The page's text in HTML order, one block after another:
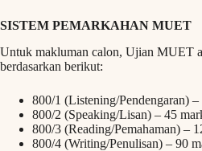
SISTEM PEMARKAHAN MUET
Untuk makluman calon, Ujian MUET
berdasarkan berikut:
800/1 (Listening/Pendengaran) –
800/2 (Speaking/Lisan) – 45
800/3 (Reading/Pemahaman) –
800/4 (Writing/Penulisan) – 90